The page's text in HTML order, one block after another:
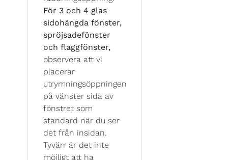
För 3 och 4 glas
sidohängda fönster,
spröjsadefönster
och flaggfönster,
observera att vi
placerar
utrymningsöppningen
på vänster sida av
fönstret som
standard när du ser
det från insidan.
Tyvärr är det inte
möjligt att ha